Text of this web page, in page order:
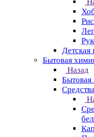
Детская
Бытовая
Назад